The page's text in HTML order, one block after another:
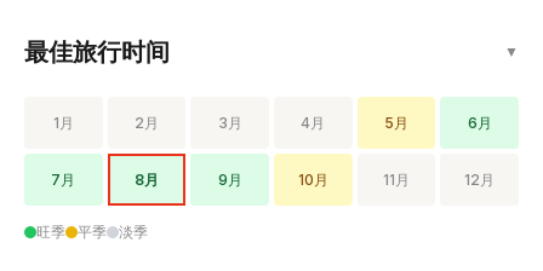
最佳旅行时间 ▼
1月 2月 3月 4月 5月 6月
7月 8月 9月 10月 11月 12月
旺季 平季 淡季